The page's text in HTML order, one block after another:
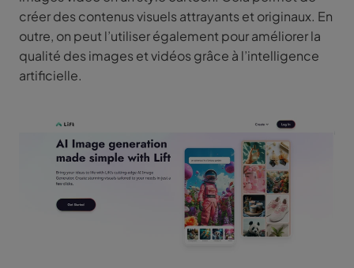
créer des contenus visuels attrayants et originaux. En
outre, on peut l’utiliser également pour améliorer la
qualité des images et vidéos grâce à l’intelligence
artificielle.